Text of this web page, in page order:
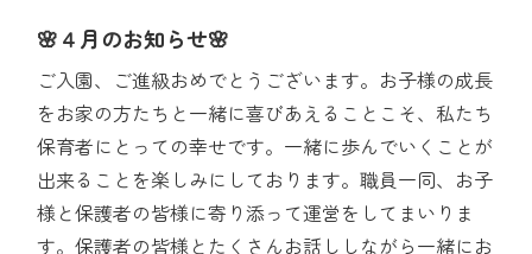
🌸４月のお知らせ🌸
ご入園、ご進級おめでとうございます。お子様の成長
をお家の方たちと一緒に喜びあえることこそ、私たち
保育者にとっての幸せです。一緒に歩んでいくことが
出来ることを楽しみにしております。職員一同、お子
様と保護者の皆様に寄り添って運営をしてまいりま
す。保護者の皆様とたくさんお話ししながら一緒にお